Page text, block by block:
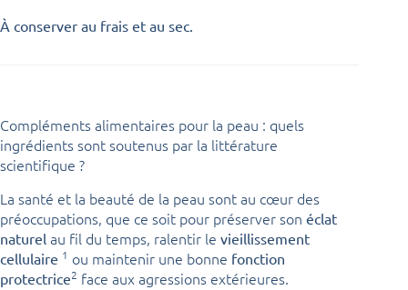
À conserver au frais et au sec.
Compléments alimentaires pour la peau : quels
ingrédients sont soutenus par la littérature
scientifique ?
La santé et la beauté de la peau sont au cœur des
préoccupations, que ce soit pour préserver son éclat
naturel au fil du temps, ralentir le vieillissement
cellulaire 1 ou maintenir une bonne fonction
protectrice2 face aux agressions extérieures.